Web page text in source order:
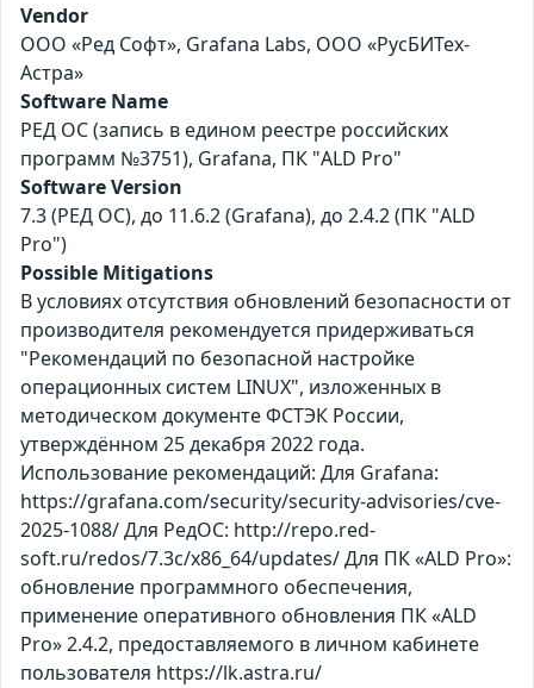
Vendor
ООО «Ред Софт», Grafana Labs, ООО «РусБИТех-
Астра»
Software Name
РЕД ОС (запись в едином реестре российских
программ №3751), Grafana, ПК "ALD Pro"
Software Version
7.3 (РЕД ОС), до 11.6.2 (Grafana), до 2.4.2 (ПК "ALD
Pro")
Possible Mitigations
В условиях отсутствия обновлений безопасности от
производителя рекомендуется придерживаться
"Рекомендаций по безопасной настройке
операционных систем LINUX", изложенных в
методическом документе ФСТЭК России,
утверждённом 25 декабря 2022 года.
Использование рекомендаций: Для Grafana:
https://grafana.com/security/security-advisories/cve-
2025-1088/ Для РедОС: http://repo.red-
soft.ru/redos/7.3c/x86_64/updates/ Для ПК «ALD Pro»:
обновление программного обеспечения,
применение оперативного обновления ПК «ALD
Pro» 2.4.2, предоставляемого в личном кабинете
пользователя https://lk.astra.ru/